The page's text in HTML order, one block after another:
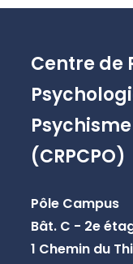
Centre de
(CRPCPO)
Pôle Campus
Bât. C - 2e
1 Chemin du